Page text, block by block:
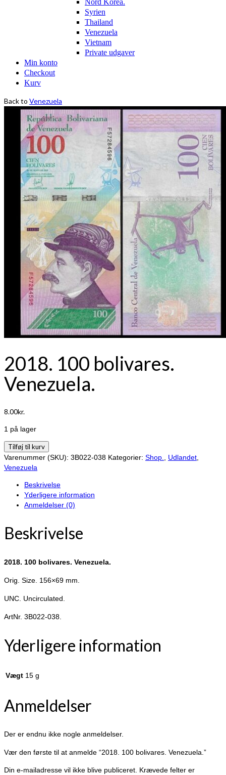
Nord Korea.
Syrien
Thailand
Venezuela
Vietnam
Private udgaver
Min konto
Checkout
Kurv
Back to Venezuela
2018. 100 bolivares.
Venezuela.
8.00kr.
1 på lager
2018.
100
bolivares.
antal
Tilføj til kurv
Varenummer (SKU): 3B022-038 Kategorier: Shop. Udlandet
Venezuela
Beskrivelse
Yderligere information
Anmeldelser (0)
Beskrivelse
2018. 100 bolivares. Venezuela.
Orig. Size. 156×69 mm.
UNC. Uncirculated.
ArtNr. 3B022-038.
Yderligere information
Vægt 15 g
Anmeldelser
Der er endnu ikke nogle anmeldelser.
Vær den første til at anmelde “2018. 100 bolivares. Venezuela.”
Din e-mailadresse vil ikke blive publiceret. Krævede felter er